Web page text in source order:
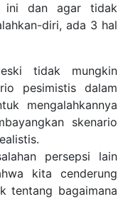
ini dan agar tidak
diri, ada 3 hal
tidak mungkin
pesimistis dalam
mengalahkannya
skenario
persepsi lain
kita cenderung
tentang bagaimana